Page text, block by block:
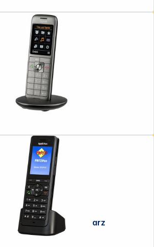
Gigaset CL660 HX anthrazit
X6 IP-Telefon schnurlos schwarz